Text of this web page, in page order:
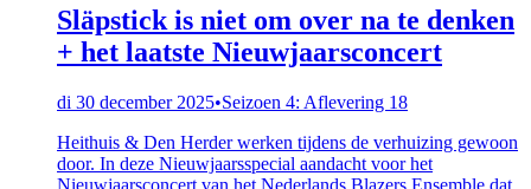
Släpstick is niet om over na te denken
+ het laatste Nieuwjaarsconcert
di 30 december 2025•Seizoen 4: Aflevering 18
Heithuis & Den Herder werken tijdens de verhuizing gewoon
door. In deze Nieuwjaarsspecial aandacht voor het
Nieuwjaarsconcert van het Nederlands Blazers Ensemble dat